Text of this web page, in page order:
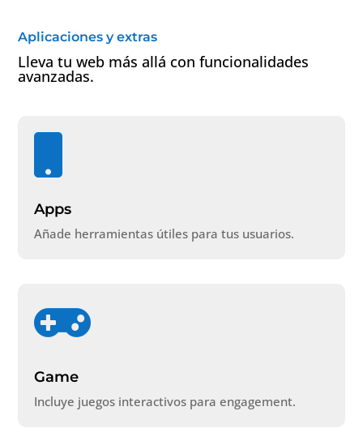
Aplicaciones y extras
Lleva tu web más allá con funcionalidades
avanzadas.
Apps
Añade herramientas útiles para tus usuarios.

Game
Incluye juegos interactivos para engagement.